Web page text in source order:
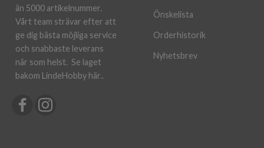
än 5000 artikelnummer.
Vårt team strävar efter att
ge dig bästa möjliga service
och snabbaste leverans
när som helst. Se laget
bakom LindeHobby här..
Önskelista
Orderhistorik
Nyhetsbrev